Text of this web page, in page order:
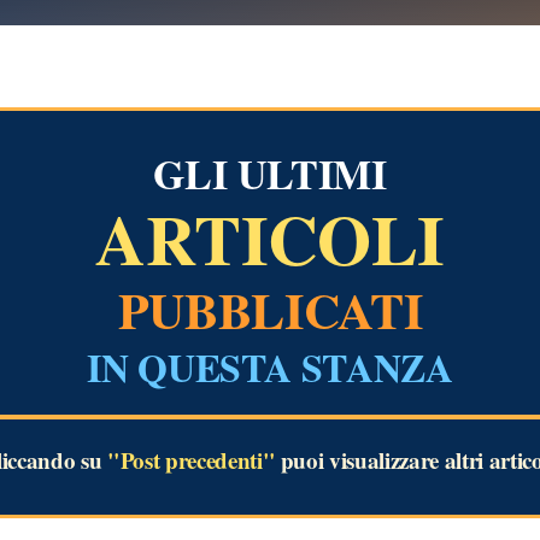
GLI ULTIMI
ARTICOLI
PUBBLICATI
IN QUESTA STANZA
su "Post precedenti" puoi visualizzare altri